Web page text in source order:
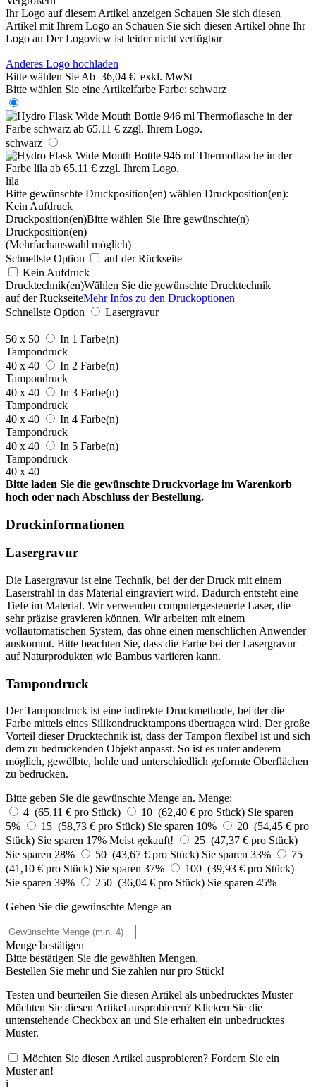
Ihr Logo auf diesem Artikel anzeigen Schauen Sie sich diesen
Artikel mit Ihrem Logo an Schauen Sie sich diesen Artikel ohne Ihr
Logo an Der Logoview ist leider nicht verfügbar
Anderes Logo hochladen
Bitte wählen Sie Ab 36,04 € exkl. MwSt
Bitte wählen Sie eine Artikelfarbe Farbe: schwarz
schwarz
lila
Bitte gewünschte Druckposition(en) wählen Druckposition(en):
Kein Aufdruck
Druckposition(en)Bitte wählen Sie Ihre gewünschte(n)
Druckposition(en)
(Mehrfachauswahl möglich)
Schnellste Option
auf der Rückseite
Kein Aufdruck
Drucktechnik(en)Wählen Sie die gewünschte Drucktechnik
auf der RückseiteMehr Infos zu den Druckoptionen
Schnellste Option
Lasergravur
50 x 50
In 1 Farbe(n)
Tampondruck
40 x 40
In 2 Farbe(n)
Tampondruck
40 x 40
In 3 Farbe(n)
Tampondruck
40 x 40
In 4 Farbe(n)
Tampondruck
40 x 40
In 5 Farbe(n)
Tampondruck
40 x 40
Bitte laden Sie die gewünschte Druckvorlage im Warenkorb
hoch oder nach Abschluss der Bestellung.
Druckinformationen
Lasergravur
Die Lasergravur ist eine Technik, bei der der Druck mit einem
Laserstrahl in das Material eingraviert wird. Dadurch entsteht eine
Tiefe im Material. Wir verwenden computergesteuerte Laser, die
sehr präzise gravieren können. Wir arbeiten mit einem
vollautomatischen System, das ohne einen menschlichen Anwender
auskommt. Bitte beachten Sie, dass die Farbe bei der Lasergravur
auf Naturprodukten wie Bambus variieren kann.
Tampondruck
Der Tampondruck ist eine indirekte Druckmethode, bei der die
Farbe mittels eines Silikondrucktampons übertragen wird. Der große
Vorteil dieser Drucktechnik ist, dass der Tampon flexibel ist und sich
dem zu bedruckenden Objekt anpasst. So ist es unter anderem
möglich, gewölbte, hohle und unterschiedlich geformte Oberflächen
zu bedrucken.
Bitte geben Sie die gewünschte Menge an. Menge:
4 (65,11 € pro Stück)
10 (62,40 € pro Stück) Sie sparen
5%
15 (58,73 € pro Stück) Sie sparen 10%
20 (54,45 € pro
Stück) Sie sparen 17% Meist gekauft!
25 (47,37 € pro Stück)
Sie sparen 28%
50 (43,67 € pro Stück) Sie sparen 33%
75
(41,10 € pro Stück) Sie sparen 37%
100 (39,93 € pro Stück)
Sie sparen 39%
250 (36,04 € pro Stück) Sie sparen 45%
Geben Sie die gewünschte Menge an
Menge bestätigen
Bitte bestätigen Sie die gewählten Mengen.
Bestellen Sie mehr und Sie zahlen nurpro Stück!
Testen und beurteilen Sie diesen Artikel als unbedrucktes Muster
Möchten Sie diesen Artikel ausprobieren? Klicken Sie die
untenstehende Checkbox an und Sie erhalten ein unbedrucktes
Muster.
Möchten Sie diesen Artikel ausprobieren? Fordern Sie ein
Muster an!
i